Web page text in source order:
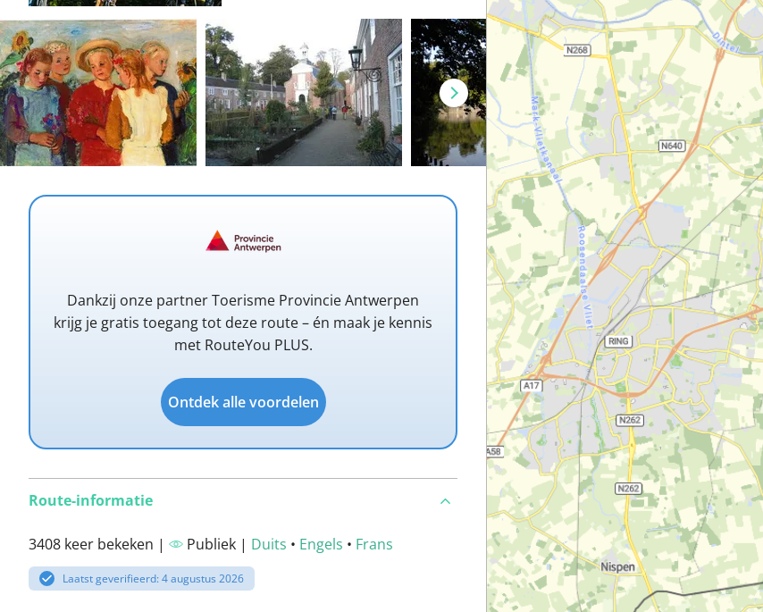
Dankzij onze partner Toerisme Provincie Antwerpen
krijg je gratis toegang tot deze route – én maak je kennis
met RouteYou PLUS.
Ontdek alle voordelen
Route-informatie
3408 keer bekeken | Publiek | Duits • Engels • Frans
Laatst geverifieerd: 4 augustus 2026